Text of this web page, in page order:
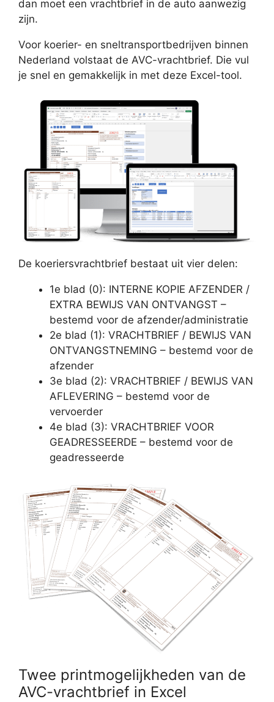
dan moet een vrachtbrief in de auto aanwezig
zijn.
Voor koerier- en sneltransportbedrijven binnen
Nederland volstaat de AVC-vrachtbrief. Die vul
je snel en gemakkelijk in met deze Excel-tool.
De koeriersvrachtbrief bestaat uit vier delen:
1e blad (0): INTERNE KOPIE AFZENDER /
EXTRA BEWIJS VAN ONTVANGST –
bestemd voor de afzender/administratie
2e blad (1): VRACHTBRIEF / BEWIJS VAN
ONTVANGSTNEMING – bestemd voor de
afzender
3e blad (2): VRACHTBRIEF / BEWIJS VAN
AFLEVERING – bestemd voor de
vervoerder
4e blad (3): VRACHTBRIEF VOOR
GEADRESSEERDE – bestemd voor de
geadresseerde
Twee printmogelijkheden van de
AVC-vrachtbrief in Excel